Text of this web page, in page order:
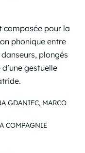
composée pour la
phonique entre
plongés
gestuelle
GDANIEC, MARCO
COMPAGNIE